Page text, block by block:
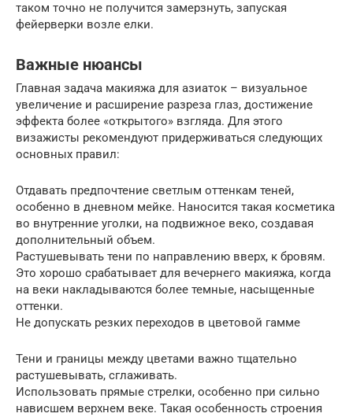
таком точно не получится замерзнуть, запуская
фейерверки возле елки.
Важные нюансы
Главная задача макияжа для азиаток – визуальное
увеличение и расширение разреза глаз, достижение
эффекта более «открытого» взгляда. Для этого
визажисты рекомендуют придерживаться следующих
основных правил:
Отдавать предпочтение светлым оттенкам теней,
особенно в дневном мейке. Наносится такая косметика
во внутренние уголки, на подвижное веко, создавая
дополнительный объем.
Растушевывать тени по направлению вверх, к бровям.
Это хорошо срабатывает для вечернего макияжа, когда
на веки накладываются более темные, насыщенные
оттенки.
Не допускать резких переходов в цветовой гамме
Тени и границы между цветами важно тщательно
растушевывать, сглаживать.
Использовать прямые стрелки, особенно при сильно
нависшем верхнем веке. Такая особенность строения